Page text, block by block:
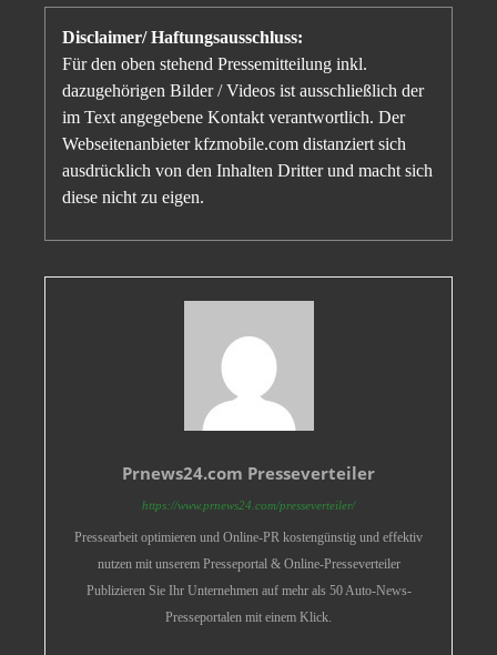
Disclaimer/ Haftungsausschluss:
Für den oben stehend Pressemitteilung inkl.
dazugehörigen Bilder / Videos ist ausschließlich der
im Text angegebene Kontakt verantwortlich. Der
Webseitenanbieter kfzmobile.com distanziert sich
ausdrücklich von den Inhalten Dritter und macht sich
diese nicht zu eigen.
Prnews24.com Presseverteiler
https://www.prnews24.com/presseverteiler/
Pressearbeit optimieren und Online-PR kostengünstig und effektiv
nutzen mit unserem Presseportal & Online-Presseverteiler
Publizieren Sie Ihr Unternehmen auf mehr als 50 Auto-News-
Presseportalen mit einem Klick.